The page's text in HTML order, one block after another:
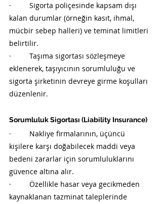
·         Sigorta poliçesinde kapsam dışı
kalan durumlar (örneğin kasıt, ihmal,
mücbir sebep halleri) ve teminat limitleri
belirtilir.
·         Taşıma sigortası sözleşmeye
eklenerek, taşıyıcının sorumluluğu ve
sigorta şirketinin devreye girme koşulları
düzenlenir.
Sorumluluk Sigortası (Liability Insurance)
·         Nakliye firmalarının, üçüncü
kişilere karşı doğabilecek maddi veya
bedeni zararlar için sorumluluklarını
güvence altına alır.
·         Özellikle hasar veya gecikmeden
kaynaklanan tazminat taleplerinde